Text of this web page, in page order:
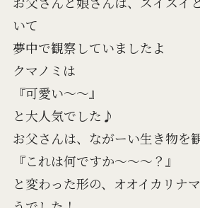
いて
夢中で観察していましたよ
クマノミは
『可愛い～～』
と大人気でした♪
お父さんは、ながーい生き物を
『これは何ですか～～～？』
と変わった形の、オオイカリナ